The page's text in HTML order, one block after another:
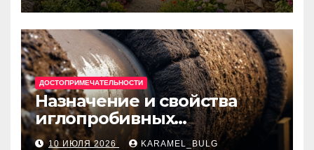
ДОСТОПРИМЕЧАТЕЛЬНОСТИ
Назначение и свойства
иглопробивных
базальтовых огнеупорных
10 ИЮЛЯ 2026 KARAMEL_BULG